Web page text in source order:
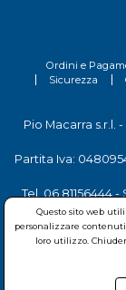
Ordini e
Sicurezza
Pio Macarra s.r.l.
Partita Iva:
Tel. 06 81156444-
Questo sito web
personalizzare
loro utilizzo.